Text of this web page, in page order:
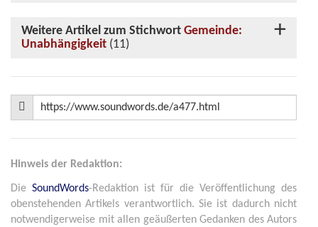
Weitere Artikel zum Stichwort Gemeinde:
Unabhängigkeit (11)
Hinweis der Redaktion:
Die SoundWords-Redaktion ist für die Veröffentlichung des
obenstehenden Artikels verantwortlich. Sie ist dadurch nicht
notwendigerweise mit allen geäußerten Gedanken des Autors